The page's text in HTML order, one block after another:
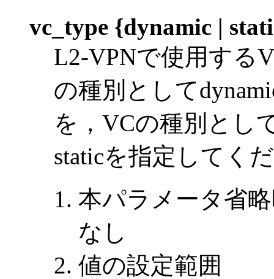
vc_type {dynamic |
L2-VPNで使用する
の種別として
を，VCの種別とし
staticを指定してく
本パラメータ省
なし
値の設定範囲